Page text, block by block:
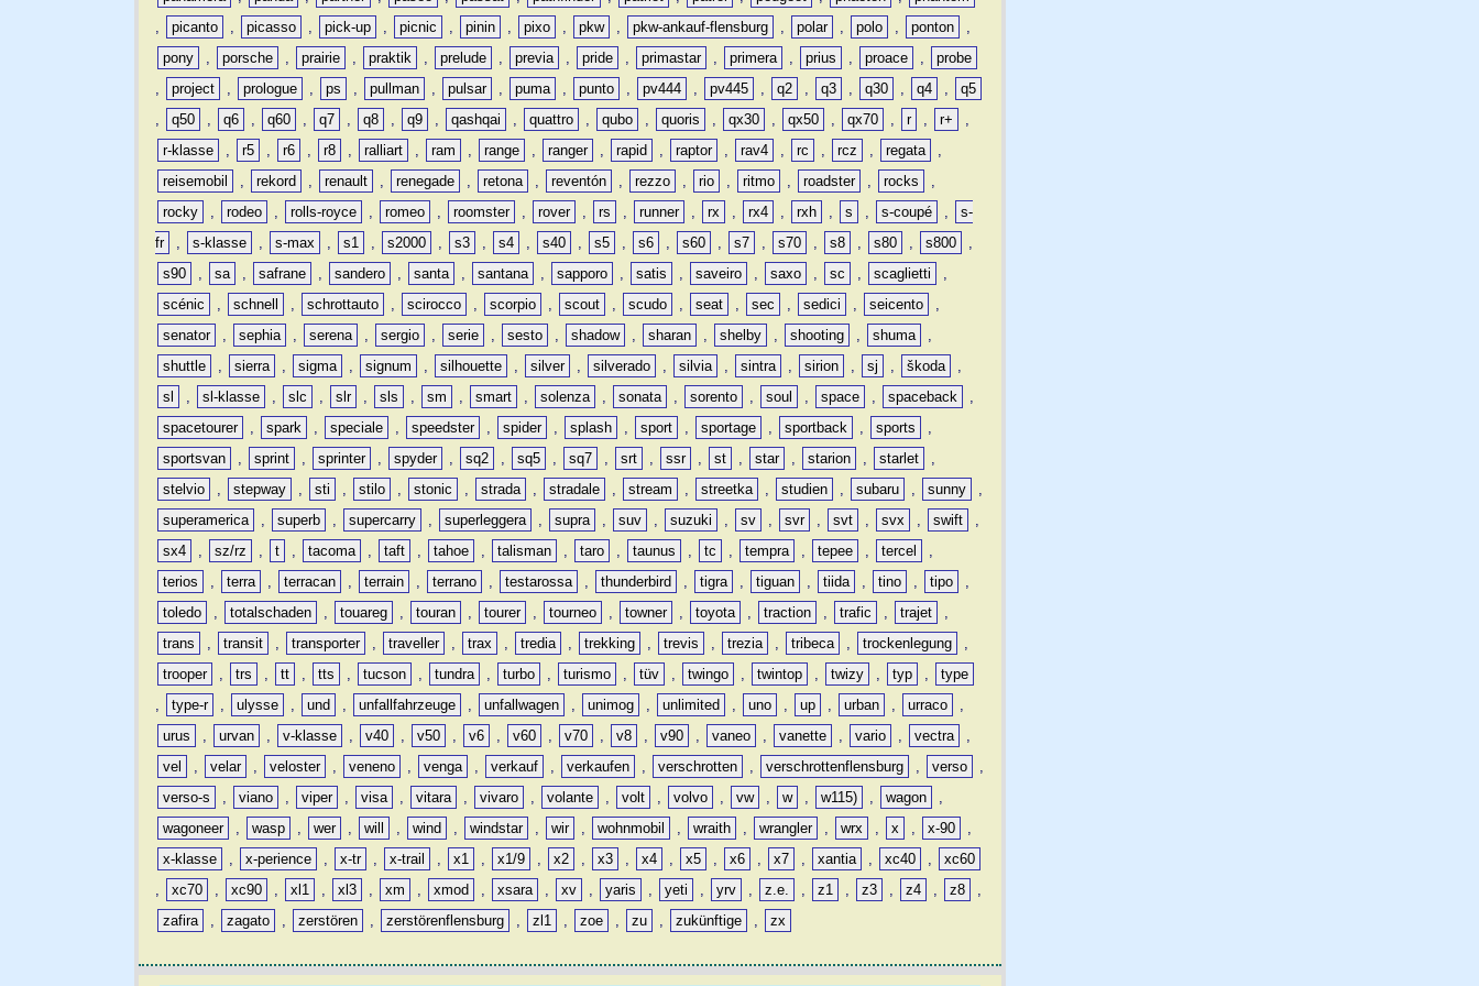
,
picanto , picasso , pick-up , picnic , pinin , pixo , pkw , pkw-ankauf-flensburg , polar , polo , ponton
,
pony
, porsche , prairie , praktik , prelude , previa , pride , primastar , primera , prius , proace ,
probe
,
project , prologue , ps , pullman , pulsar , puma , punto , pv444 , pv445 , q2 , q3 , q30 , q4 ,
q5
,
q50 , q6 , q60 , q7 , q8 , q9 , qashqai , quattro , qubo , quoris , qx30 , qx50 , qx70 , r , r+
,
r-klasse
, r5 , r6 , r8 , ralliart , ram , range , ranger , rapid , raptor , rav4 , rc , rcz , regata
,
reisemobil
, rekord , renault , renegade , retona , reventón , rezzo , rio , ritmo , roadster , rocks
,
rocky
, rodeo , rolls-royce , romeo , roomster , rover , rs , runner , rx , rx4 , rxh , s , s-coupé ,
s-
fr
, s-klasse , s-max , s1 , s2000 , s3 , s4 , s40 , s5 , s6 , s60 , s7 , s70 , s8 , s80 , s800
,
s90
, sa , safrane , sandero , santa , santana , sapporo , satis , saveiro , saxo , sc , scaglietti
,
scénic
, schnell , schrottauto , scirocco , scorpio , scout , scudo , seat , sec , sedici , seicento
,
senator
, sephia , serena , sergio , serie , sesto , shadow , sharan , shelby , shooting , shuma
,
shuttle
, sierra , sigma , signum , silhouette , silver , silverado , silvia , sintra , sirion , sj , škoda
,
sl
, sl-klasse , slc , slr , sls , sm , smart , solenza , sonata , sorento , soul , space , spaceback
,
spacetourer
, spark , speciale , speedster , spider , splash , sport , sportage , sportback , sports
,
sportsvan
, sprint , sprinter , spyder , sq2 , sq5 , sq7 , srt , ssr , st , star , starion , starlet
,
stelvio
, stepway , sti , stilo , stonic , strada , stradale , stream , streetka , studien , subaru , sunny
,
superamerica
, superb , supercarry , superleggera , supra , suv , suzuki , sv , svr , svt , svx , swift
,
sx4
, sz/rz , t , tacoma , taft , tahoe , talisman , taro , taunus , tc , tempra , tepee , tercel
,
terios
, terra , terracan , terrain , terrano , testarossa , thunderbird , tigra , tiguan , tiida , tino , tipo
,
toledo
, totalschaden , touareg , touran , tourer , tourneo , towner , toyota , traction , trafic , trajet
,
trans
, transit , transporter , traveller , trax , tredia , trekking , trevis , trezia , tribeca , trockenlegung
,
trooper
, trs , tt , tts , tucson , tundra , turbo , turismo , tüv , twingo , twintop , twizy , typ ,
type
,
type-r , ulysse , und , unfallfahrzeuge , unfallwagen , unimog , unlimited , uno , up , urban , urraco
,
urus
, urvan , v-klasse , v40 , v50 , v6 , v60 , v70 , v8 , v90 , vaneo , vanette , vario , vectra
,
vel
, velar , veloster , veneno , venga , verkauf , verkaufen , verschrotten , verschrottenflensburg , verso
,
verso-s
, viano , viper , visa , vitara , vivaro , volante , volt , volvo , vw , w , w115) , wagon
,
wagoneer
, wasp , wer , will , wind , windstar , wir , wohnmobil , wraith , wrangler , wrx , x , x-90
,
x-klasse
, x-perience , x-tr , x-trail , x1 , x1/9 , x2 , x3 , x4 , x5 , x6 , x7 , xantia , xc40 ,
xc60
,
xc70 , xc90 , xl1 , xl3 , xm , xmod , xsara , xv , yaris , yeti , yrv , z.e. , z1 , z3 , z4 , z8
,
zafira
, zagato , zerstören , zerstörenflensburg , zl1 , zoe , zu , zukünftige , zx